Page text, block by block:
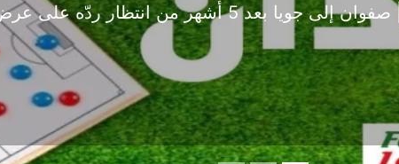
في دوري الدرجة الثانية، نجح الإخاء الأهلي